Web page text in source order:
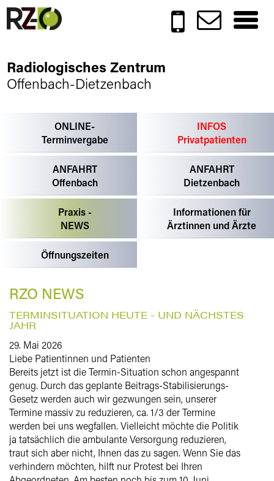
Toggle
Radiologisches Zentrum
Offenbach-Dietzenbach
ONLINE-
Terminvergabe
INFOS
Privatpatienten
ANFAHRT
Offenbach
ANFAHRT
Dietzenbach
Praxis -
NEWS
Informationen für
Ärztinnen und Ärzte
Öffnungszeiten
RZO NEWS
TERMINSITUATION HEUTE - UND NÄCHSTES
JAHR
29. Mai 2026
Liebe Patientinnen und Patienten
Bereits jetzt ist die Termin-Situation schon angespannt
genug. Durch das geplante Beitrags-Stabilisierungs-
Gesetz werden auch wir gezwungen sein, unserer
Termine massiv zu reduzieren, ca. 1/3 der Termine
werden bei uns wegfallen. Vielleicht möchte die Politik
ja tatsächlich die ambulante Versorgung reduzieren,
traut sich aber nicht, Ihnen das zu sagen. Wenn Sie das
verhindern möchten, hilft nur Protest bei Ihren